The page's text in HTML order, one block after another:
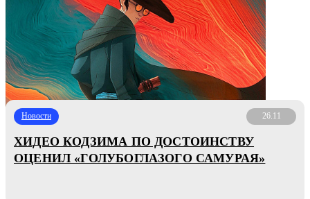
Новости 26.11
ХИДЕО КОДЗИМА ПО ДОСТОИНСТВУ
ОЦЕНИЛ «ГОЛУБОГЛАЗОГО САМУРАЯ»